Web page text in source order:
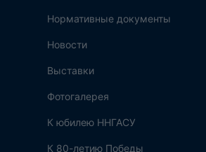
Нормативные документы
Новости
Выставки
Фотогалерея
К юбилею ННГАСУ
К 80-летию Победы